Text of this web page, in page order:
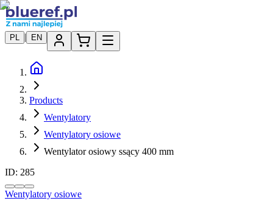
PL | EN
Products
Wentylatory
Wentylatory osiowe
Wentylator osiowy ssący 400 mm
ID: 285
Wentylatory osiowe